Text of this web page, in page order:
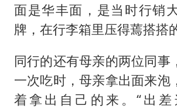
面是华丰面，是当时行销
牌，在行李箱里压得蔫搭搭的
同行的还有母亲的两位同事
一次吃时，母亲拿出面来泡
着拿出自己的来。“出